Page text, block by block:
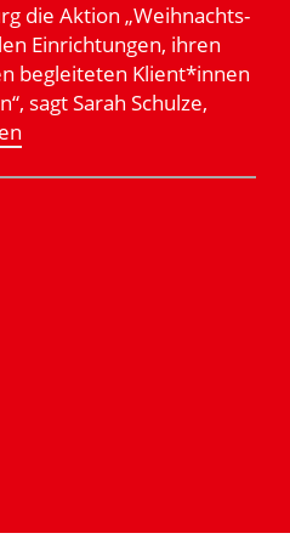
die Aktion „Weihnachts­
Einrich­tungen, ihren
beglei­teten Klient*innen
sagt Sarah Schulze,